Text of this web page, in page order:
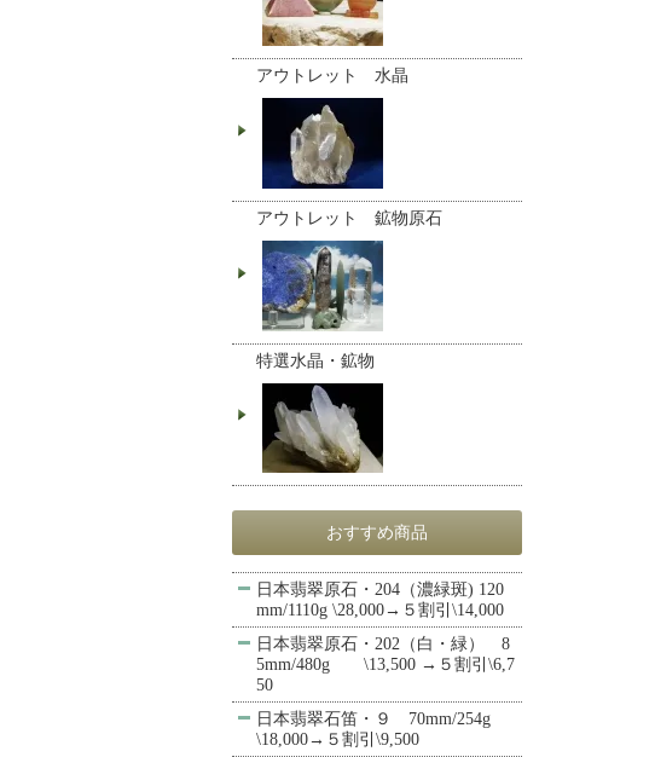
アウトレット 水晶
アウトレット 鉱物原石
特選水晶・鉱物
おすすめ商品
日本翡翠原石・204（濃緑斑) 120
mm/1110g \28,000→５割引\14,000
日本翡翠原石・202（白・緑） 8
5mm/480g \13,500 →５割引\6,7
50
日本翡翠石笛・９ 70mm/254g
\18,000→５割引\9,500